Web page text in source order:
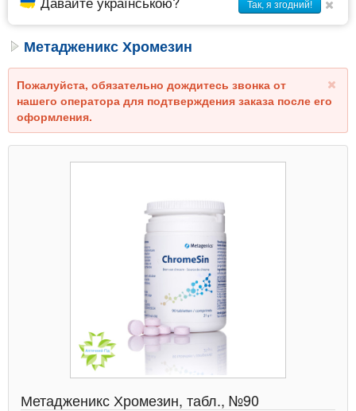
Так, я згодний!
Метадженикс Хромезин
Пожалуйста, обязательно дождитесь звонка от
нашего оператора для подтверждения заказа после его
оформления.
Метадженикс Хромезин, табл., №90